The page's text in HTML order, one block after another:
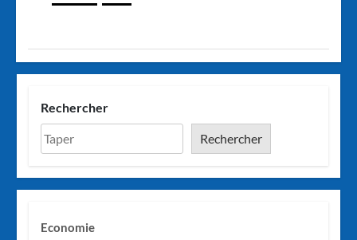
Rechercher
Rechercher
Economie